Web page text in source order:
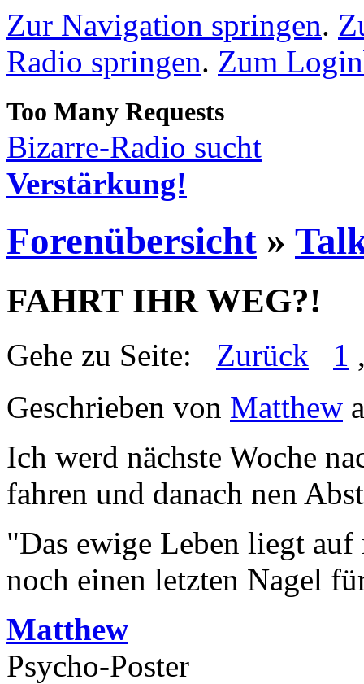
Zur Navigation springen.
Radio springen. Zum
Bizarre-Radio sucht
Verstärkung!
Forenübersicht »
FAHRT IHR WEG?!
Gehe zu Seite: Zurück 1
Geschrieben von Matthew
Ich werd nächste Woche
fahren und danach nen
"Das ewige Leben liegt
noch einen letzten Nagel
Matthew
Psycho-Poster